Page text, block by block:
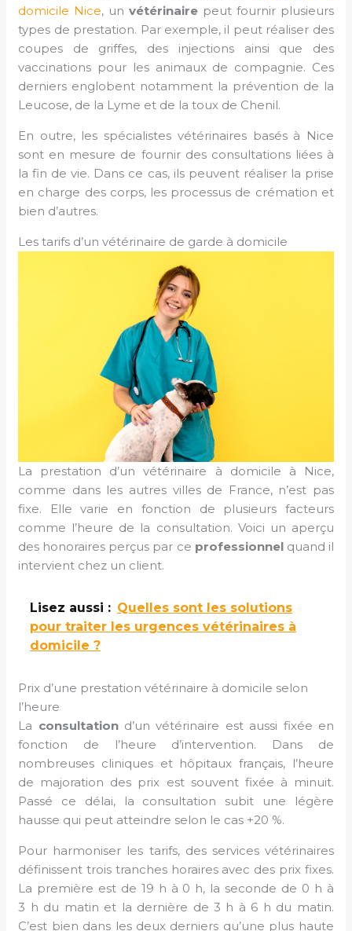
domicile Nice, un vétérinaire peut fournir plusieurs
types de prestation. Par exemple, il peut réaliser des
coupes de griffes, des injections ainsi que des
vaccinations pour les animaux de compagnie. Ces
derniers englobent notamment la prévention de la
Leucose, de la Lyme et de la toux de Chenil.
En outre, les spécialistes vétérinaires basés à Nice
sont en mesure de fournir des consultations liées à
la fin de vie. Dans ce cas, ils peuvent réaliser la prise
en charge des corps, les processus de crémation et
bien d’autres.
Les tarifs d’un vétérinaire de garde à domicile
La prestation d’un vétérinaire à domicile à Nice,
comme dans les autres villes de France, n’est pas
fixe. Elle varie en fonction de plusieurs facteurs
comme l’heure de la consultation. Voici un aperçu
des honoraires perçus par ce professionnel quand il
intervient chez un client.
Lisez aussi : Quelles sont les solutions
pour traiter les urgences vétérinaires à
domicile ?
Prix d’une prestation vétérinaire à domicile selon
l’heure
La consultation d’un vétérinaire est aussi fixée en
fonction de l’heure d’intervention. Dans de
nombreuses cliniques et hôpitaux français, l’heure
de majoration des prix est souvent fixée à minuit.
Passé ce délai, la consultation subit une légère
hausse qui peut atteindre selon le cas +20 %.
Pour harmoniser les tarifs, des services vétérinaires
définissent trois tranches horaires avec des prix fixes.
La première est de 19 h à 0 h, la seconde de 0 h à
3 h du matin et la dernière de 3 h à 6 h du matin.
C’est bien dans les deux derniers qu’une plus haute